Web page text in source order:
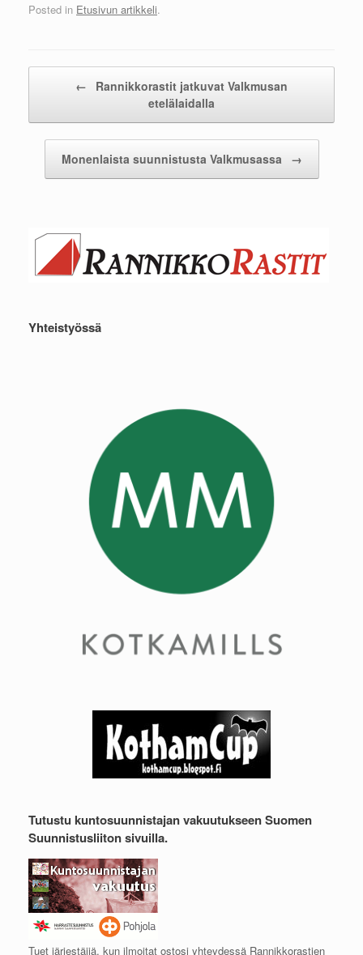
Posted in Etusivun artikkeli.
←
Rannikkorastit jatkuvat Valkmusan
etelälaidalla
Monenlaista suunnistusta Valkmusassa →
Yhteistyössä
Tutustu kuntosuunnistajan vakuutukseen Suomen
Suunnistusliiton sivuilla.
Tuet järjestäjiä, kun ilmoitat ostosi yhteydessä Rannikkorastien